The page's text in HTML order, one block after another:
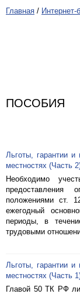
Главная / Интернет-
ПОСОБИЯ
Льготы, гарантии
местностях (Часть
Необходимо
предоставления
положениями ст.
ежегодный
периоды, в
трудовыми
Льготы, гарантии
местностях (Часть
Главой 50 ТК РФ